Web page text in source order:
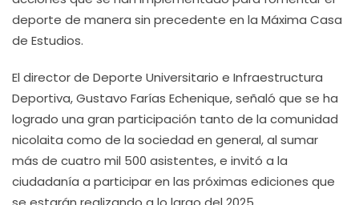
deporte de manera sin precedente en la Máxima Casa
de Estudios.
El director de Deporte Universitario e Infraestructura
Deportiva, Gustavo Farías Echenique, señaló que se ha
logrado una gran participación tanto de la comunidad
nicolaita como de la sociedad en general, al sumar
más de cuatro mil 500 asistentes, e invitó a la
ciudadanía a participar en las próximas ediciones que